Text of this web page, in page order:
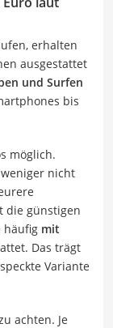
erhalten
ausgestattet
und Surfen
bis
möglich.
nicht
die günstigen
häufig mit
Das trägt
Variante
achten. Je